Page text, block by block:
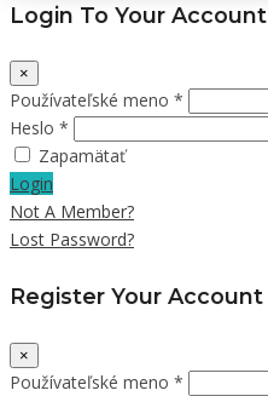
Login To Your Account
×
Používateľské meno *
Heslo *
Zapamätať
Login
Not A Member?
Lost Password?
Register Your Account
×
Používateľské meno *